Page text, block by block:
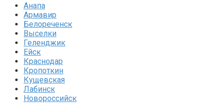
Анапа
Армавир
Белореченск
Выселки
Геленджик
Ейск
Краснодар
Кропоткин
Кущевская
Лабинск
Новороссийск